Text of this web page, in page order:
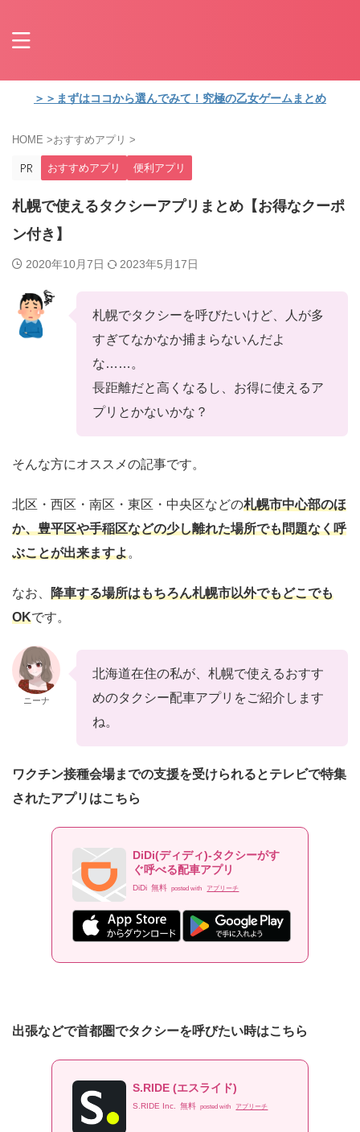
＞＞まずはココから選んでみて！究極の乙女ゲームまとめ
HOME >おすすめアプリ >
おすすめアプリ 便利アプリ
札幌で使えるタクシーアプリまとめ【お得なクーポ
ン付き】
2020年10月7日 2023年5月17日
札幌でタクシーを呼びたいけど、人が多
すぎてなかなか捕まらないんだよ
な……。
長距離だと高くなるし、お得に使えるア
プリとかないかな？
そんな方にオススメの記事です。
北区・西区・南区・東区・中央区などの札幌市中心部のほ
か、豊平区や手稲区などの少し離れた場所でも問題なく呼
ぶことが出来ますよ。
なお、 降車する場所はもちろん札幌市以外でもどこでも
OKです。
ニーナ
北海道在住の私が、札幌で使えるおすす
めのタクシー配車アプリをご紹介します
ね。
ワクチン接種会場までの支援を受けられるとテレビで特集
されたアプリはこちら
DiDi(ディディ)-タクシーがす
ぐ呼べる配車アプリ
DiDi 無料 posted with アプリーチ
出張などで首都圏でタクシーを呼びたい時はこちら
S.RIDE (エスライド)
S.RIDE Inc. 無料 posted with アプリーチ